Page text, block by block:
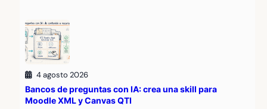
4 agosto 2026
Bancos de preguntas con IA: crea una skill para
Moodle XML y Canvas QTI